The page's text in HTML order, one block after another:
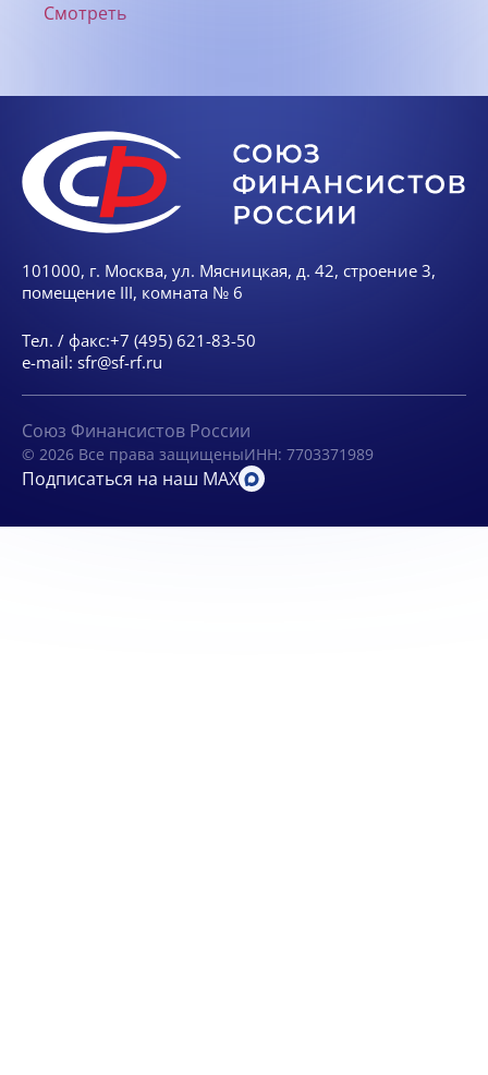
Смотреть
101000, г. Москва, ул. Мясницкая, д. 42, строение 3,
помещение III, комната № 6
Тел. / факс:+7 (495) 621-83-50
e-mail: sfr@sf-rf.ru
Союз Финансистов России
© 2026 Все права защищеныИНН: 7703371989
Подписаться на наш MAX